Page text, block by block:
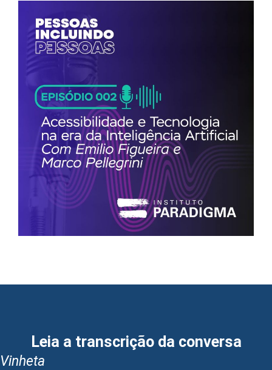
Leia a transcrição da conversa
Vinheta